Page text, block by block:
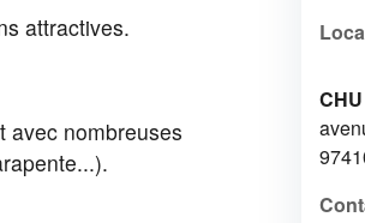
attractives.
avec nombreuses